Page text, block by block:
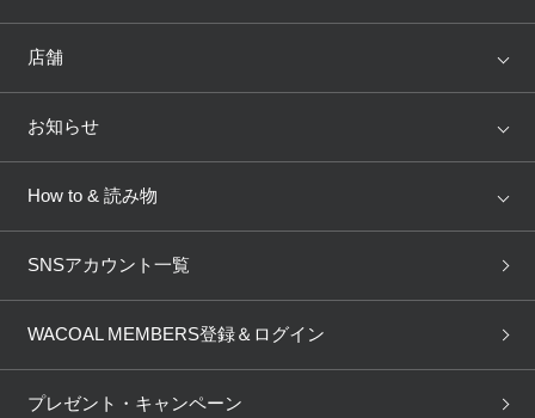
トピックス
WACOAL
AMPHI une nana cool
OUR WACOAL
WACOAL Remamma Mens Innerwear
店舗
店舗を探す
ブラ無料診断
3Dボディスキャン
お知らせ
新着情報
商品回収
ニュース＆トピックス
How to & 読み物
下着の基礎知識
ブラパン ワコールスタイル
SNSアカウント一覧
WACOAL MEMBERS登録＆ログイン
プレゼント・キャンペーン